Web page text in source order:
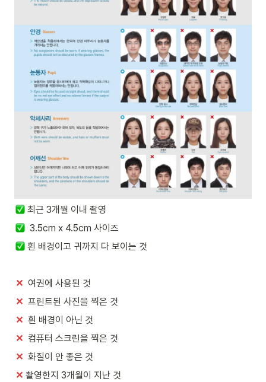
최근 3개월 이내 촬영
  3.5cm x 4.5cm 사이즈
흰 배경이고 귀까지 다 보이는 것
✕ 여권에 사용된 것
✕ 프린트된 사진을 찍은 것
✕ 흰 배경이 아닌 것
✕ 컴퓨터 스크린을 찍은 것
✕ 화질이 안 좋은 것
✕ 촬영한지 3개월이 지난 것